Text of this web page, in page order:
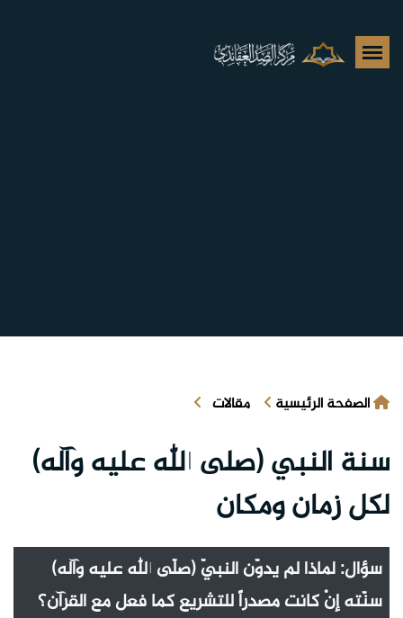
الصفحة الرئيسية مقالات
سنة النبي (صلى الله عليه وآله)
لكل زمان ومكان
سؤال: لماذا لم يدوّن النبيّ (صلّى الله عليه وآله)
سنّته إنْ كانت مصدراً للتشريع كما فعل مع القرآن؟